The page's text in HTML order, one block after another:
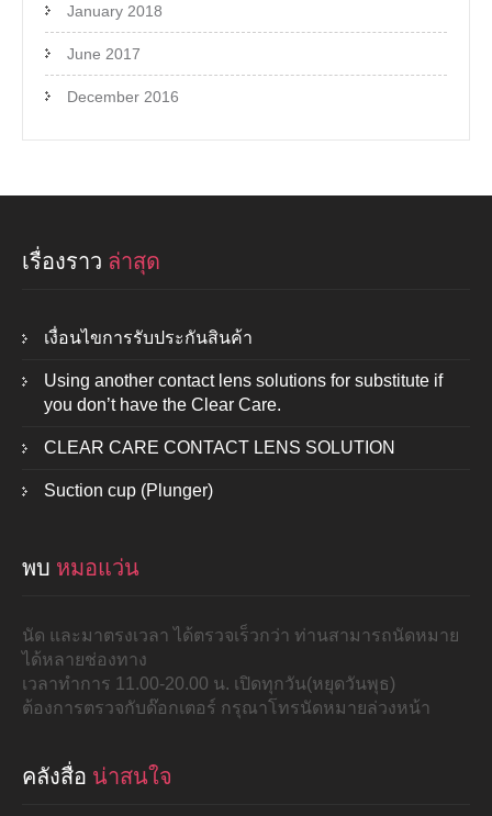
January 2018
June 2017
December 2016
เรื่องราว ล่าสุด
เงื่อนไขการรับประกันสินค้า
Using another contact lens solutions for substitute if
you don’t have the Clear Care.
CLEAR CARE CONTACT LENS SOLUTION
Suction cup (Plunger)
พบ หมอแว่น
นัด และมาตรงเวลา ได้ตรวจเร็วกว่า ท่านสามารถนัดหมาย
ได้หลายช่องทาง
เวลาทำการ 11.00-20.00 น. เปิดทุกวัน(หยุดวันพุธ)
ต้องการตรวจกับด๊อกเตอร์ กรุณาโทรนัดหมายล่วงหน้า
คลังสื่อ น่าสนใจ